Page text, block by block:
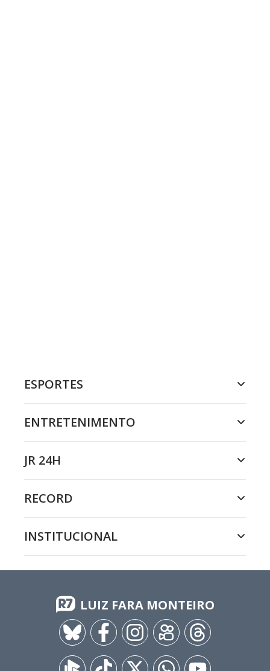
ESPORTES
ENTRETENIMENTO
JR 24H
RECORD
INSTITUCIONAL
LUIZ FARA MONTEIRO